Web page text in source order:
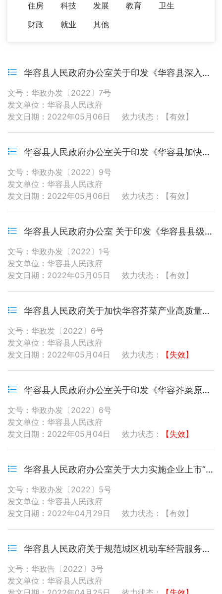
住房
科技 发展 教育
卫生
财政
就业 其他
华容县人民政府办公室关于印发《华容县深入开展新增规模以上工业企业行动工作方案》的通知
文号：华政办发〔2022〕7号
发文单位：华容县人民政府
发文日期：2022年05月06日
效力状态：【有效】
华容县人民政府办公室关于印发《华容县加快实施省产业发展 “万千百”工程行动方案》的通知
文号：华政办发〔2022〕9号
发文单位：华容县人民政府
发文日期：2022年05月06日
效力状态：【有效】
华容县人民政府办公室 关于印发《华容县县级储备粮管理办法》的通 知
文号：华政办发〔2022〕1号
发文单位：华容县人民政府
发文日期：2022年05月05日
效力状态：【有效】
华容县人民政府关于加快华容芥菜产业高质量发展的意见
文号：华政发〔2022〕6号
发文单位：华容县人民政府
发文日期：2022年05月04日
效力状态： 【失效】
华容县人民政府办公室关于印发《华容芥菜原料标准腌制池建设 三年实施方案（2022-2024年）》《华容县酸菜“土窖”专项整治工作方案》的通知
文号：华政办发〔2022〕6号
发文单位：华容县人民政府
发文日期：2022年05月04日
效力状态： 【失效】
华容县人民政府办公室关于大力实施企业上市“金芙蓉”跃升行动计划的通知
文号：华政办发〔2022〕5号
发文单位：华容县人民政府
发文日期：2022年04月29日
效力状态：【有效】
华容县人民政府关于规范城区机动车经营服务行业市场秩序的通告
文号：华政告〔2022〕3号
发文单位：华容县人民政府